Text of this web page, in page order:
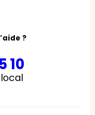
?
10